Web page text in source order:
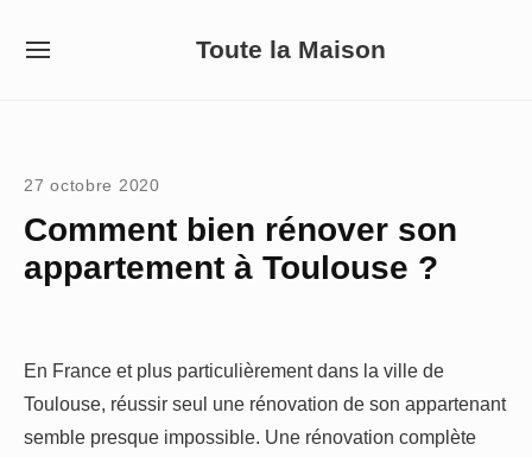
Toute la Maison
SITE
27 octobre 2020
Comment bien rénover son
appartement à Toulouse ?
En France et plus particulièrement dans la ville de
Toulouse, réussir seul une rénovation de son appartenant
semble presque impossible. Une rénovation complète